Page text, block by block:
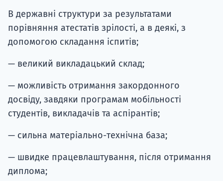
В державні структури за результатами
порівняння атестатів зрілості, а в деякі, з
допомогою складання іспитів;
— великий викладацький склад;
— можливість отримання закордонного
досвіду, завдяки програмам мобільності
студентів, викладачів та аспірантів;
— сильна матеріально-технічна база;
— швидке працевлаштування, після отримання
диплома;